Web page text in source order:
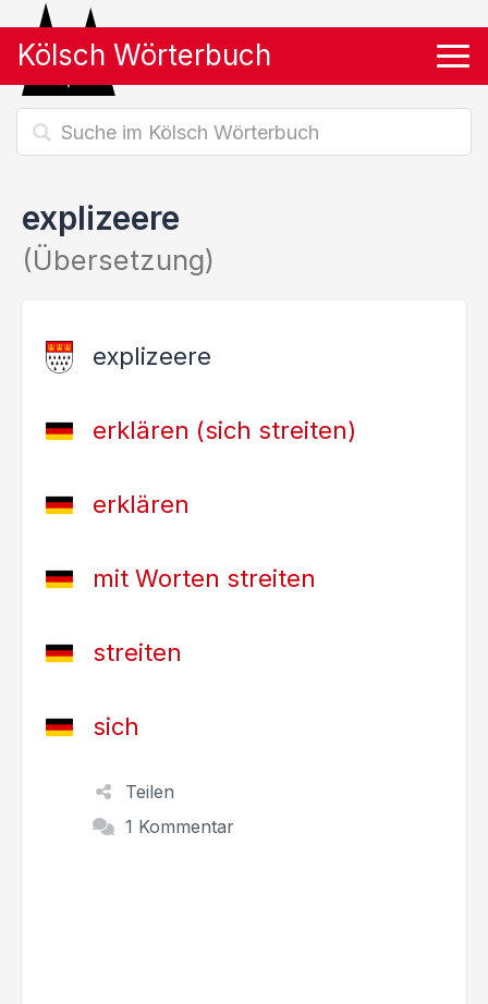
Kölsch Wörterbuch
explizeere
(Übersetzung)
explizeere
erklären (sich streiten)
erklären
mit Worten streiten
streiten
sich
Teilen
1 Kommentar